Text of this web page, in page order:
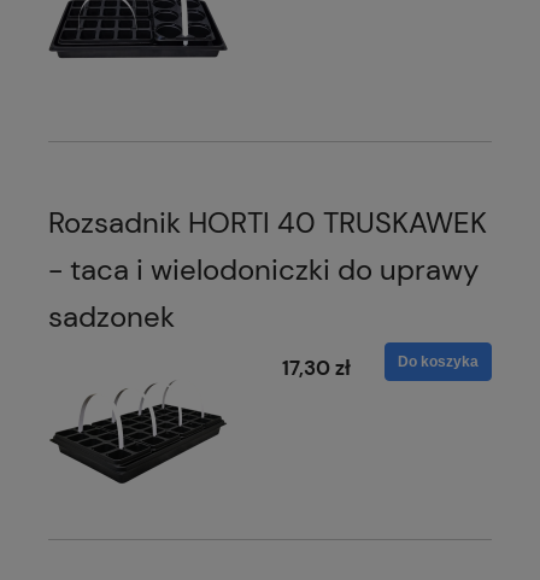
Rozsadnik HORTI 40 TRUSKAWEK
- taca i wielodoniczki do uprawy
sadzonek
17,30 zł Do koszyka